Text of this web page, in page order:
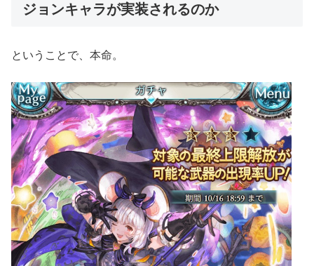
ジョンキャラが実装されるのか
ということで、本命。